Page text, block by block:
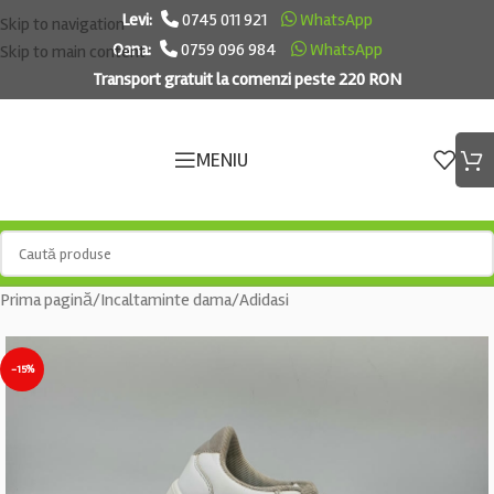
Skip to navigation
Skip to main content
Levi: 0745 011 921
WhatsApp
Oana:
0759 096 984
WhatsApp
Transport gratuit la comenzi peste 220 RON
MENIU
Prima pagină/Incaltaminte dama/Adidasi
-15%